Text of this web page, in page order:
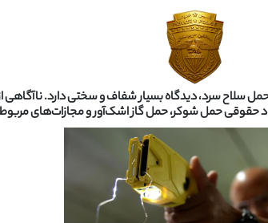
سلاح سرد، دیدگاه بسیار شفاف و سختی دارد. ناآگاهی
حقوقی حمل شوکر، حمل گاز اشک‌آور و مجازات‌های